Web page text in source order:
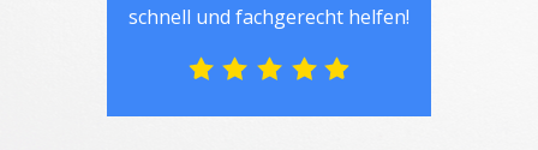
schnell und fachgerecht helfen!